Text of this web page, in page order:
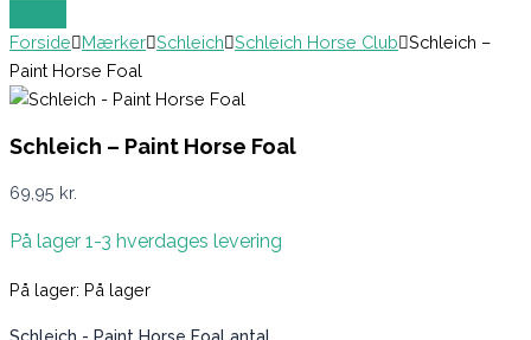
Forside Mærker Schleich Schleich Horse Club Schleich –
Paint Horse Foal
Schleich – Paint Horse Foal
69,95 kr.
På lager 1-3 hverdages levering
På lager: På lager
Schleich - Paint Horse Foal antal